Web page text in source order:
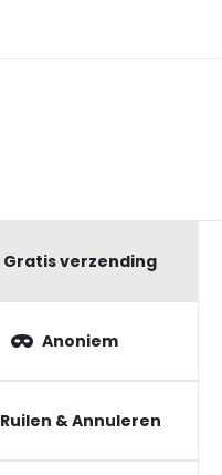
Gratis verzending
Anoniem
Ruilen & Annuleren